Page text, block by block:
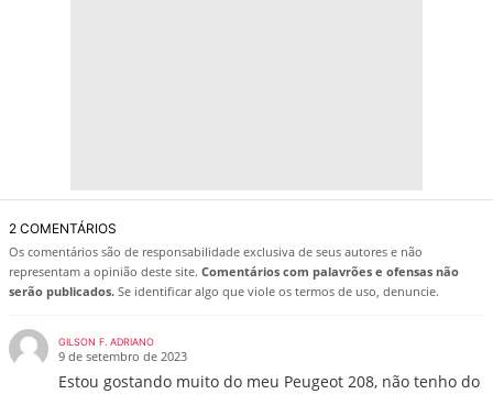
2 COMENTÁRIOS
Os comentários são de responsabilidade exclusiva de seus autores e não
representam a opinião deste site. Comentários com palavrões e ofensas não
serão publicados. Se identificar algo que viole os termos de uso, denuncie.
GILSON F. ADRIANO
9 de setembro de 2023
Estou gostando muito do meu Peugeot 208, não tenho do